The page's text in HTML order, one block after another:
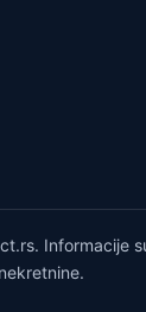
Informacije